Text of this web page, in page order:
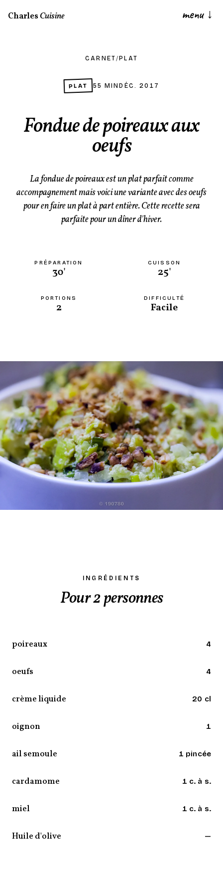
CharlesCuisine menu ↓
CARNET/ PLAT
PLAT 55 MINDÉC. 2017
Fondue de poireaux aux
oeufs
La fondue de poireaux est un plat parfait comme
accompagnement mais voici une variante avec des oeufs
pour en faire un plat à part entière. Cette recette sera
parfaite pour un dîner d'hiver.
PRÉPARATION
30'
CUISSON
25'
PORTIONS
2
DIFFICULTÉ
Facile
INGRÉDIENTS
Pour 2 personnes
poireaux 4
oeufs 4
crème liquide 20 cl
oignon 1
ail semoule 1 pincée
cardamome 1 c. à s.
miel 1 c. à s.
Huile d'olive —